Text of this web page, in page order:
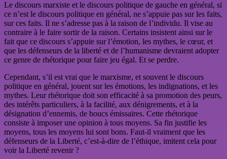
Le discours marxiste et le discours politique de gauche en général, si
ce n’est le discours politique en général, ne s’appuie pas sur les faits,
sur ces faits. Il ne s’adresse pas à la raison de l’individu. Il vise au
contraire à le faire sortir de la raison. Certains insistent ainsi sur le
fait que ce discours s’appuie sur l’émotion, les mythes, le cœur, et
que les défenseurs de la liberté et de l’humanisme devraient adopter
ce genre de rhétorique pour faire jeu égal. Et se perdre.
Cependant, s’il est vrai que le marxisme, et souvent le discours
politique en général, jouent sur les émotions, les indignations, et les
mythes. Leur rhétorique doit son efficacité à sa promotion des peurs,
des intérêts particuliers, à la facilité, aux dénigrements, et à la
désignation d’ennemis, de boucs émissaires. Cette rhétorique
consiste à imposer une opinion à tous moyens. Sa fin justifie les
moyens, tous les moyens lui sont bons. Faut-il vraiment que les
défenseurs de la Liberté, c’est-à-dire de l’éthique, imitent cela pour
voir la Liberté revenir ?